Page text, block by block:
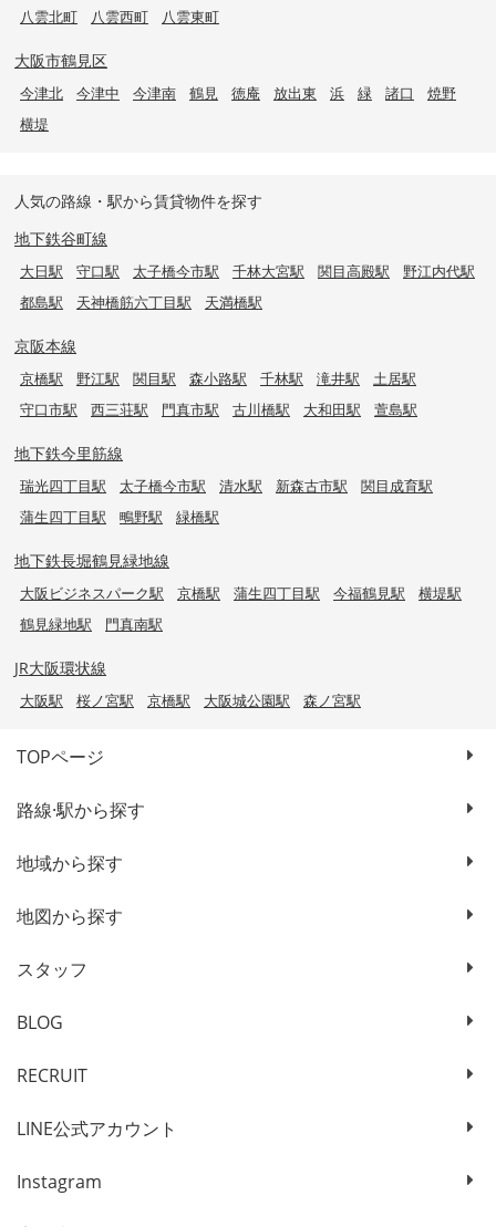
八雲北町
八雲西町 八雲東町
大阪市鶴見区
今津北 今津中 今津南 鶴見 徳庵 放出東 浜 緑 諸口
焼野
横堤
人気の路線・駅から賃貸物件を探す
地下鉄谷町線
大日駅 守口駅 太子橋今市駅 千林大宮駅 関目高殿駅
野江内代駅
都島駅
天神橋筋六丁目駅 天満橋駅
京阪本線
京橋駅 野江駅 関目駅 森小路駅 千林駅 滝井駅
土居駅
守口市駅
西三荘駅 門真市駅 古川橋駅 大和田駅 萱島駅
地下鉄今里筋線
瑞光四丁目駅 太子橋今市駅 清水駅 新森古市駅
関目成育駅
蒲生四丁目駅
鴫野駅 緑橋駅
地下鉄長堀鶴見緑地線
大阪ビジネスパーク駅 京橋駅 蒲生四丁目駅 今福鶴見駅
横堤駅
鶴見緑地駅
門真南駅
JR大阪環状線
大阪駅 桜ノ宮駅 京橋駅 大阪城公園駅 森ノ宮駅
TOPページ
路線·駅から探す
地域から探す
地図から探す
スタッフ
BLOG
RECRUIT
LINE公式アカウント
Instagram